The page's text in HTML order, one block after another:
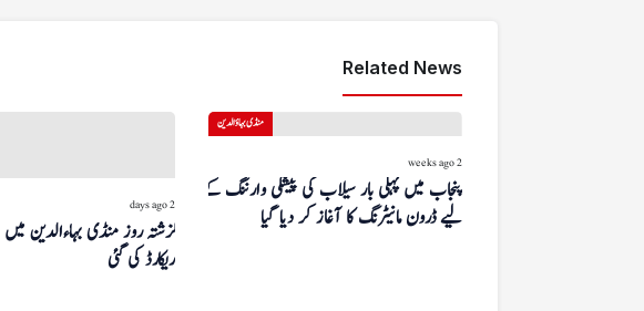
Related News
2 days ago
ریکارڈ کی گئی
منڈی بہاؤالدین
2 weeks ago
پنجاب میں پہلی بار سیلاب کی پیشگی وارننگ کے
لیے ڈرون مانیٹرنگ کا آغاز کر دیا گیا